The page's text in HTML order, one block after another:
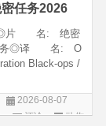
任务2026
片 名: 绝密
务◎译 名: O
Black-ops /
绝密任
◎年 代: 202
2026-08-07
评论
动作